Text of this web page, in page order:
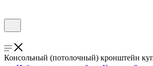
Консольный (потолочный) кронштейн